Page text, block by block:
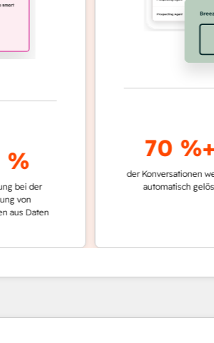
der
70 %+
der Konversationen werden
automatisch gelöst